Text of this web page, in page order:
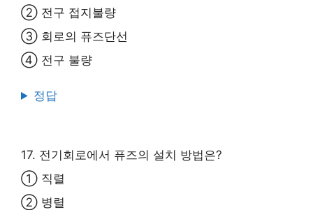
② 전구 접지불량
③ 회로의 퓨즈단선
④ 전구 불량
정답
17. 전기회로에서 퓨즈의 설치 방법은?
① 직렬
② 병렬